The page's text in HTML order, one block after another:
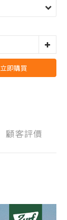
立即購買
顧客評價